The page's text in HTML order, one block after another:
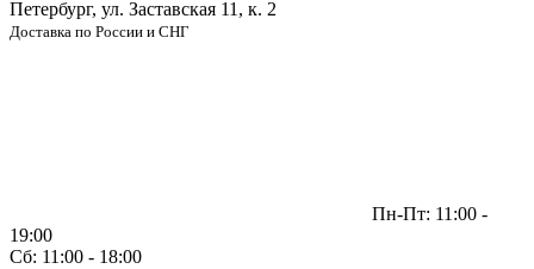
Петербург, ул. Заставская 11, к. 2
Доставка по России и СНГ
Пн-Пт: 11:00 -
19:00
Сб: 11:00 - 18:00